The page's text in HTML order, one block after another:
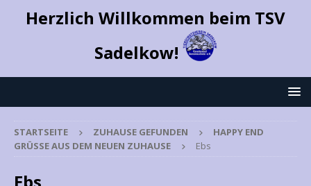
Herzlich Willkommen beim TSV
Sadelkow!
STARTSEITE ZUHAUSE GEFUNDEN
HAPPY END
GRÜSSE AUS DEM NEUEN ZUHAUSE
Ebs